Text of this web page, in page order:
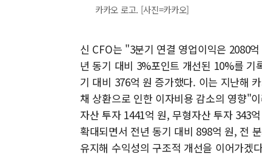
카카오 로고. [사진=카카오]
신 CFO는 "3분기 연결 영업이익은 2080
년 동기 대비 3%포인트 개선된 10%를 기
기 대비 376억 원 증가했다. 이는 지난해
채 상환으로 인한 이자비용 감소의 영향"
자산 투자 1441억 원, 무형자산 투자 343
확대되면서 전년 동기 대비 898억 원, 전
유지해 수익성의 구조적 개선을 이어가겠